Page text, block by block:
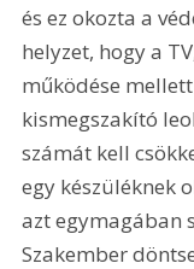
és ez okozta a
helyzet, hogy a
működése
kismegszakító
számát kell
egy készüléknek
azt egymagában
Szakember